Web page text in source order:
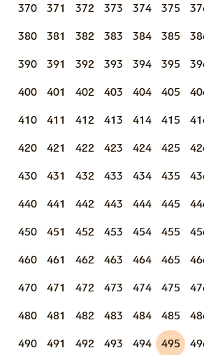
370 371 372 373 374 375
380 381 382 383 384 385
390 391 392 393 394 395
400 401 402 403 404 405
410 411 412 413 414 415
420 421 422 423 424 425
430 431 432 433 434 435
440 441 442 443 444 445
450 451 452 453 454 455
460 461 462 463 464 465
470 471 472 473 474 475
480 481 482 483 484 485
490 491 492 493 494 495